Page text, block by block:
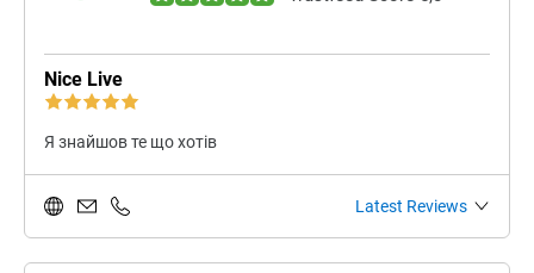
Nice Live
Я знайшов те що хотів
Latest Reviews